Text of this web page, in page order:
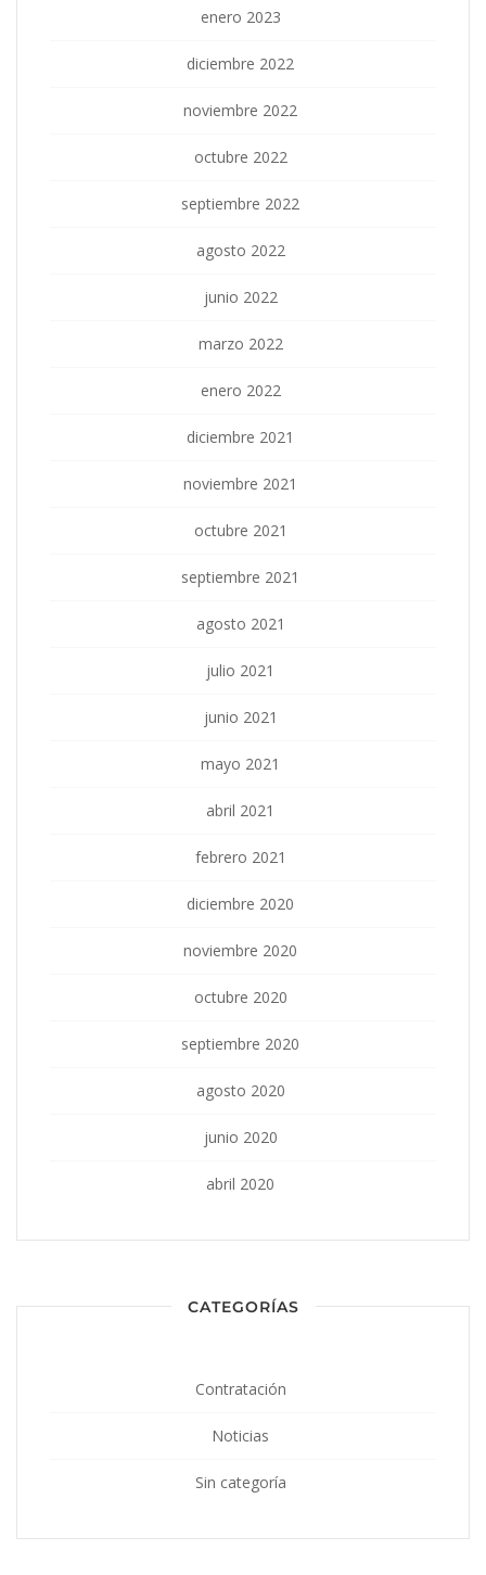
enero 2023
diciembre 2022
noviembre 2022
octubre 2022
septiembre 2022
agosto 2022
junio 2022
marzo 2022
enero 2022
diciembre 2021
noviembre 2021
octubre 2021
septiembre 2021
agosto 2021
julio 2021
junio 2021
mayo 2021
abril 2021
febrero 2021
diciembre 2020
noviembre 2020
octubre 2020
septiembre 2020
agosto 2020
junio 2020
abril 2020
CATEGORÍAS
Contratación
Noticias
Sin categoría